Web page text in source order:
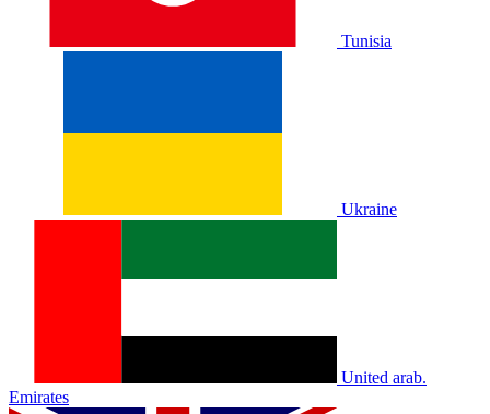
Tunisia
Ukraine
United arab.
Emirates